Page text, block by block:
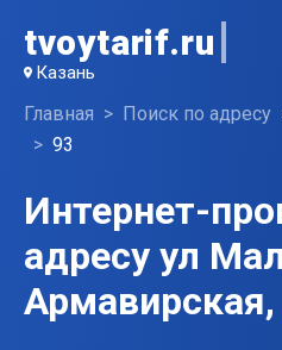
tvoytarif.ru
Казань
Главная Поиск по адресу
93
Интернет-
адресу ул